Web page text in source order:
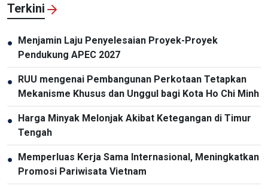
Terkini
● Menjamin Laju Penyelesaian Proyek-Proyek
Pendukung APEC 2027
● RUU mengenai Pembangunan Perkotaan Tetapkan
Mekanisme Khusus dan Unggul bagi Kota Ho Chi Minh
● Harga Minyak Melonjak Akibat Ketegangan di Timur
Tengah
● Memperluas Kerja Sama Internasional, Meningkatkan
Promosi Pariwisata Vietnam